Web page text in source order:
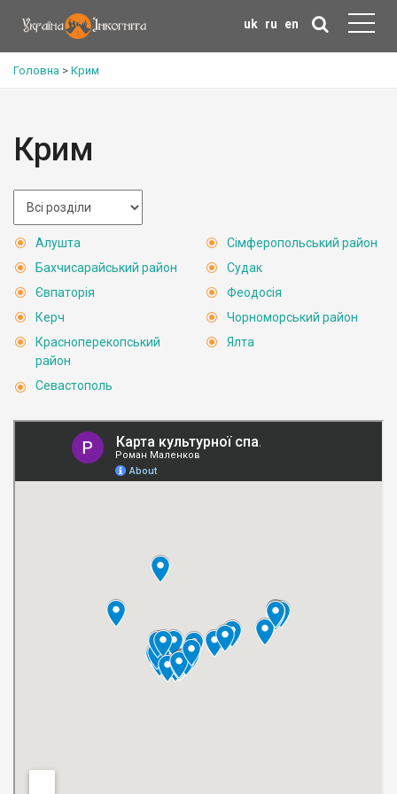
uk ru en
Головна > Крим
Крим
Алушта
Бахчисарайський район
Євпаторія
Керч
Красноперекопський
район
Севастополь
Сімферопольський район
Судак
Феодосія
Чорноморський район
Ялта